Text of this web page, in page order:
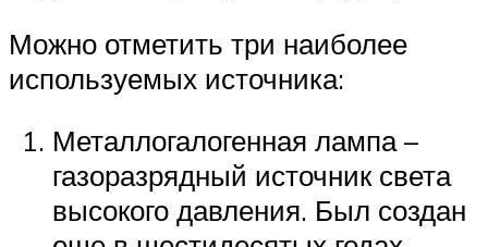
Можно отметить три наиболее
используемых источника:
Металлогалогенная лампа –
газоразрядный источник света
высокого давления. Был создан